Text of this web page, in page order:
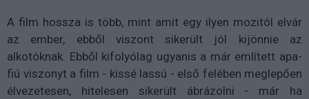
A film hossza is több, mint amit egy ilyen mozitól elvár
az ember, ebből viszont sikerült jól kijönnie az
alkotóknak. Ebből kifolyólag ugyanis a már említett apa-
fiú viszonyt a film - kissé lassú - első felében meglepően
élvezetesen, hitelesen sikerült ábrázolni - már ha